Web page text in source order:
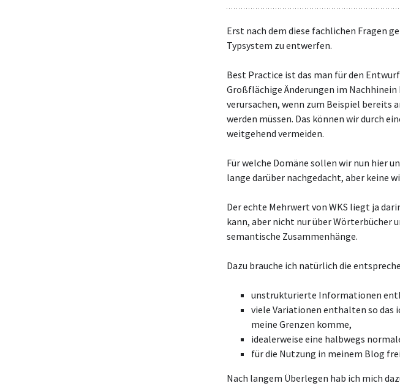
Erst nach dem diese fachlichen Fragen
Typsystem zu entwerfen.
Best Practice ist das man für den
Großflächige Änderungen im
verursachen, wenn zum Beispiel
werden müssen. Das können wir durch
weitgehend vermeiden.
Für welche Domäne sollen wir nun hier
lange darüber nachgedacht, aber keine
Der echte Mehrwert von WKS liegt ja
kann, aber nicht nur über Wörterbücher
semantische Zusammenhänge.
Dazu brauche ich natürlich die
unstrukturierte Informationen
viele Variationen enthalten so
meine Grenzen komme,
idealerweise eine halbwegs
für die Nutzung in meinem Blog
Nach langem Überlegen hab ich mich